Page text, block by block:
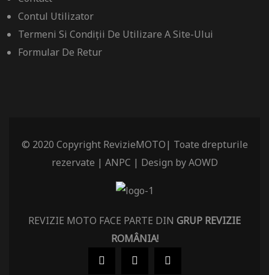
Contul Utilizator
Termeni Si Condiții De Utilizare A Site-Ului
Formular De Retur
© 2020 Copyright RevizieMOTO| Toate drepturile
rezervate | ANPC | Design byAOWD
REVIZIE MOTO FACE PARTE DIN GRUP REVIZIE
ROMÂNIA!